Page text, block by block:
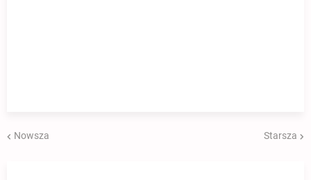
Nowsza Starsza